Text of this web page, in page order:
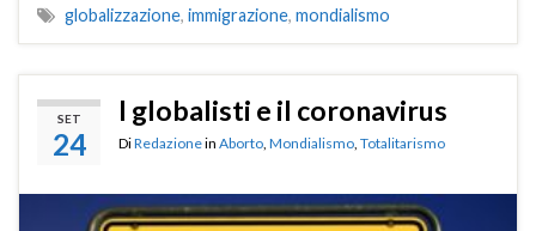
globalizzazione, immigrazione, mondialismo
SET
24
I globalisti e il coronavirus
DiRedazionein Aborto Mondialismo Totalitarismo